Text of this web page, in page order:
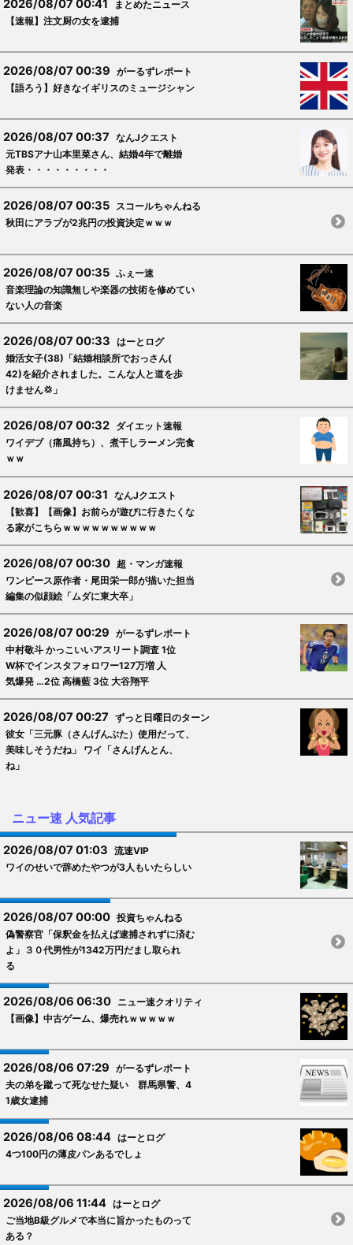
2026/08/07 00:41まとめたニュース
【速報】注文厨の女を逮捕
2026/08/07 00:39がーるずレポート
【語ろう】好きなイギリスのミュージシャン
2026/08/07 00:37なんJクエスト
元TBSアナ山本里菜さん、結婚4年で離婚
発表・・・・・・・・・
2026/08/07 00:35スコールちゃんねる
秋田にアラブが2兆円の投資決定ｗｗｗ
2026/08/07 00:35ふぇー速
音楽理論の知識無しや楽器の技術を修めてい
ない人の音楽
2026/08/07 00:33はーとログ
婚活女子(38)「結婚相談所でおっさん(
42)を紹介されました。こんな人と道を歩
けません💢」
2026/08/07 00:32ダイエット速報
ワイデブ（痛風持ち）、煮干しラーメン完食
ｗｗ
2026/08/07 00:31なんJクエスト
【歓喜】【画像】お前らが遊びに行きたくな
る家がこちらｗｗｗｗｗｗｗｗｗｗ
2026/08/07 00:30超・マンガ速報
ワンピース原作者・尾田栄一郎が描いた担当
編集の似顔絵「ムダに東大卒」
2026/08/07 00:29がーるずレポート
中村敬斗 かっこいいアスリート調査 1位
W杯でインスタフォロワー127万増 人
気爆発 …2位 高橋藍 3位 大谷翔平
2026/08/07 00:27ずっと日曜日のターン
彼女「三元豚（さんげんぶた）使用だって、
美味しそうだね」 ワイ「さんげんとん、
ね」
ニュー速 人気記事
2026/08/07 01:03流速VIP
ワイのせいで辞めたやつが3人もいたらしい
2026/08/07 00:00投資ちゃんねる
偽警察官「保釈金を払えば逮捕されずに済む
よ」３０代男性が1342万円だまし取られ
る
2026/08/06 06:30ニュー速クオリティ
【画像】中古ゲーム、爆売れｗｗｗｗｗ
2026/08/06 07:29がーるずレポート
夫の弟を蹴って死なせた疑い 群馬県警、4
1歳女逮捕
2026/08/06 08:44はーとログ
4つ100円の薄皮パンあるでしょ
2026/08/06 11:44はーとログ
ご当地B級グルメで本当に旨かったものって
ある？